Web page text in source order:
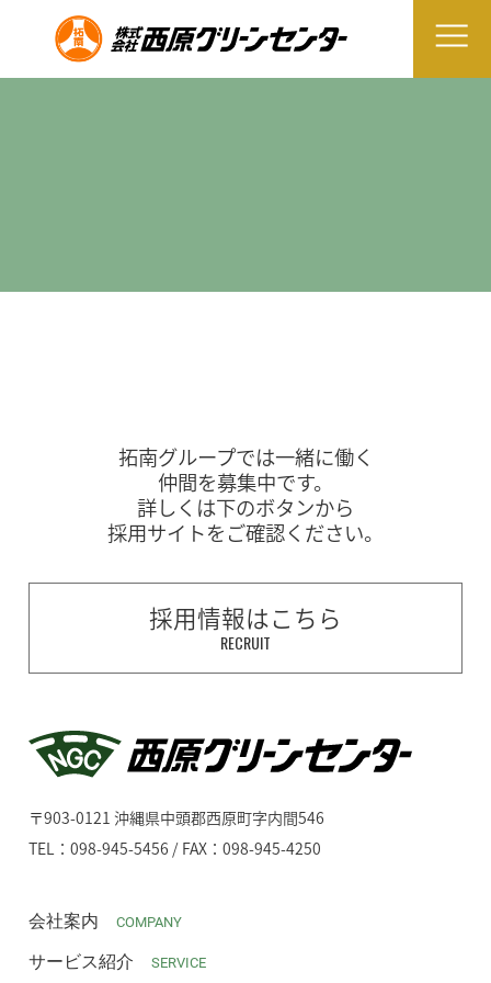
拓南グループでは一緒に働く
仲間を募集中です。
詳しくは下のボタンから
採用サイトをご確認ください。
採用情報はこちら
RECRUIT
〒903-0121 沖縄県中頭郡西原町字内間546
TEL：098-945-5456 / FAX：098-945-4250
会社案内 COMPANY
サービス紹介 SERVICE